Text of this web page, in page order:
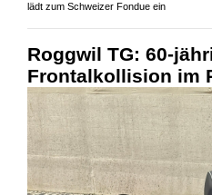
lädt zum Schweizer Fondue ein
Roggwil TG: 60-
Frontalkollision im